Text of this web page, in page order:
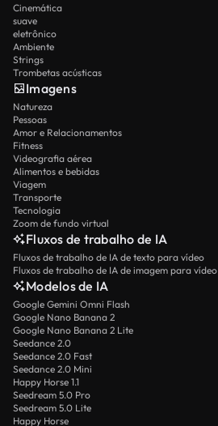
Cinemática
suave
eletrônico
Ambiente
Strings
Trombetas acústicas
Imagens
Natureza
Pessoas
Amor e Relacionamentos
Fitness
Videografia aérea
Alimentos e bebidas
Viagem
Transporte
Tecnologia
Zoom de fundo virtual
Fluxos de trabalho de IA
Fluxos de trabalho de IA de texto para vídeo
Fluxos de trabalho de IA de imagem para vídeo
Modelos de IA
Google Gemini Omni Flash
Google Nano Banana 2
Google Nano Banana 2 Lite
Seedance 2.0
Seedance 2.0 Fast
Seedance 2.0 Mini
Happy Horse 1.1
Seedream 5.0 Pro
Seedream 5.0 Lite
Happy Horse